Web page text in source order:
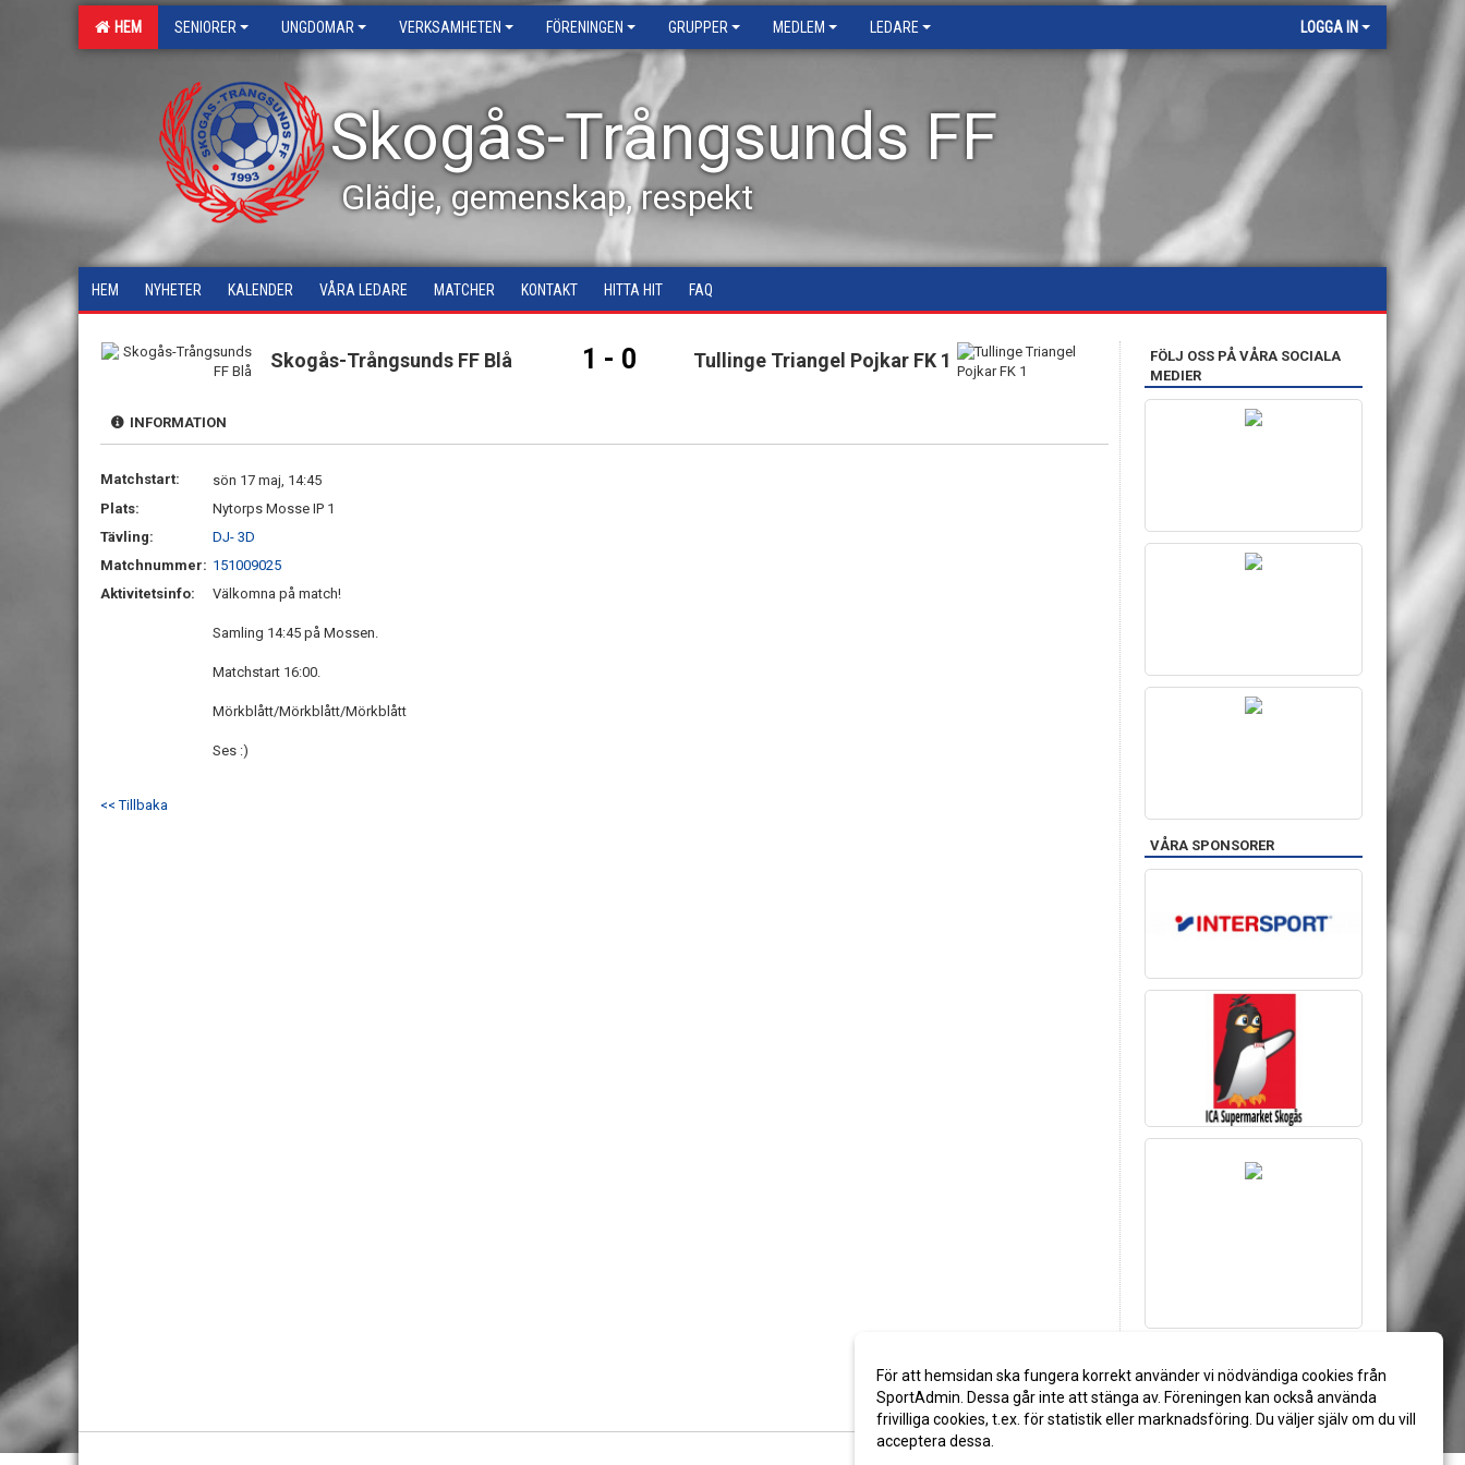
HEM SENIORER UNGDOMAR VERKSAMHETEN FÖRENINGEN GRUPPER MEDLEM LEDARE LOGGA IN
Skogås-Trångsunds FF
Glädje, gemenskap, respekt
HEM NYHETER KALENDER VÅRA LEDARE MATCHER KONTAKT HITTA HIT FAQ
Skogås-Trångsunds FF Blå 1 - 0 Tullinge Triangel Pojkar FK 1
INFORMATION
Matchstart:
sön 17 maj, 14:45
Plats:
Nytorps Mosse IP 1
Tävling:
DJ- 3D
Matchnummer: 151009025
Aktivitetsinfo:
Välkomna på match!
Samling 14:45 på Mossen.
Matchstart 16:00.
Mörkblått/Mörkblått/Mörkblått
Ses :)
<< Tillbaka
FÖLJ OSS PÅ VÅRA SOCIALA
MEDIER
VÅRA SPONSORER
För att hemsidan ska fungera korrekt använder vi nödvändiga cookies från
SportAdmin. Dessa går inte att stänga av. Föreningen kan också använda
frivilliga cookies, t.ex. för statistik eller marknadsföring. Du väljer själv om du vill
acceptera dessa.